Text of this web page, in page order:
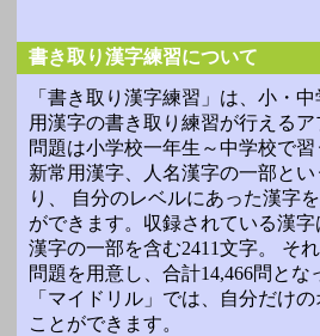
書き取り漢字練習について
「書き取り漢字練習」は、小・
用漢字の書き取り練習が行えるア
問題は小学校一年生～中学校で習
新常用漢字、人名漢字の一部と
り、 自分のレベルにあった漢字
ができます。収録されている漢
漢字の一部を含む2411文字。 そ
問題を用意し、合計14,466問とな
「マイドリル」では、自分だけ
ことができます。